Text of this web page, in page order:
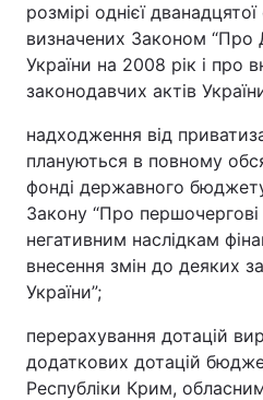
розмірі однієї
визначених Законом
України на 2008 рік і про
законодавчих актів
надходження від
плануються в повному
фонді державного
Закону “Про першочергові
негативним наслідкам
внесення змін до деяких
України”;
перерахування дотацій
додаткових дотацій
Республіки Крим,